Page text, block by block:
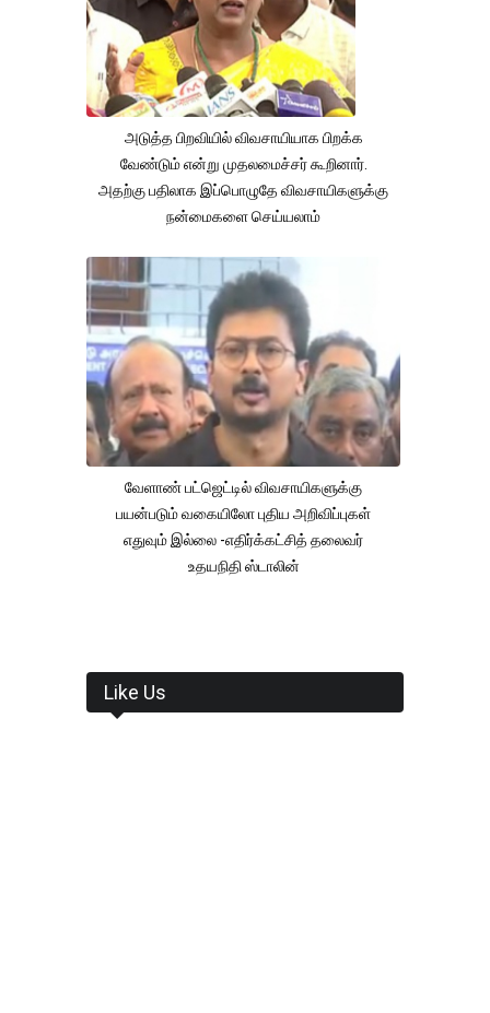
அடுத்த பிறவியில் விவசாயியாக பிறக்க
வேண்டும் என்று முதலமைச்சர் கூறினார்.
அதற்கு பதிலாக இப்பொழுதே விவசாயிகளுக்கு
நன்மைகளை செய்யலாம்
வேளாண் பட்ஜெட்டில் விவசாயிகளுக்கு
பயன்படும் வகையிலோ புதிய அறிவிப்புகள்
எதுவும் இல்லை -எதிர்க்கட்சித் தலைவர்
உதயநிதி ஸ்டாலின்
Like Us